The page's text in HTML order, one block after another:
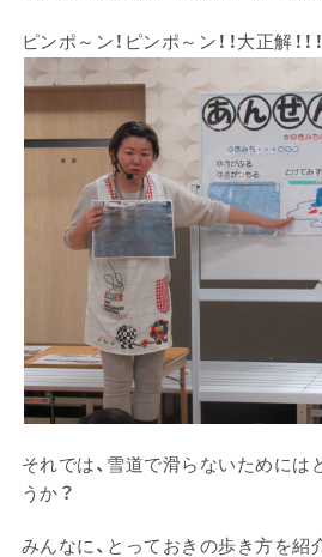
ピンポ～ン！ピンポ～ン！！大正解！！！
それでは、雪道で滑らないためには
うか？
みんなに、とっておきの歩き方を紹